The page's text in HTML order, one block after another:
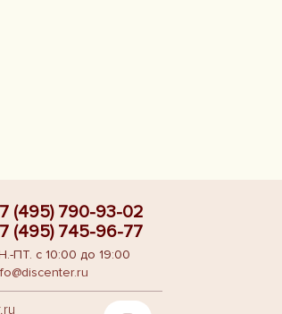
(495) 790-93-02
(495) 745-96-77
ПТ. с 10:00 до 19:00